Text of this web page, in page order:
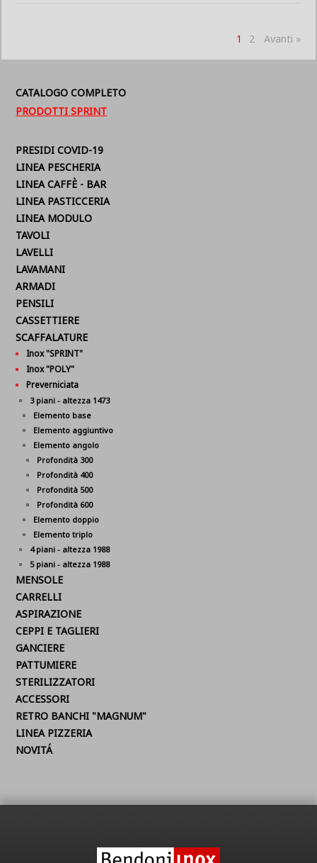
1 2 Avanti »
CATALOGO COMPLETO
PRODOTTI SPRINT
PRESIDI COVID-19
LINEA PESCHERIA
LINEA CAFFÈ - BAR
LINEA PASTICCERIA
LINEA MODULO
TAVOLI
LAVELLI
LAVAMANI
ARMADI
PENSILI
CASSETTIERE
SCAFFALATURE
Inox "SPRINT"
Inox "POLY"
Preverniciata
3 piani - altezza 1473
Elemento base
Elemento aggiuntivo
Elemento angolo
Profondità 300
Profondità 400
Profondità 500
Profondità 600
Elemento doppio
Elemento triplo
4 piani - altezza 1988
5 piani - altezza 1988
MENSOLE
CARRELLI
ASPIRAZIONE
CEPPI E TAGLIERI
GANCIERE
PATTUMIERE
STERILIZZATORI
ACCESSORI
RETRO BANCHI "MAGNUM"
LINEA PIZZERIA
NOVITÁ